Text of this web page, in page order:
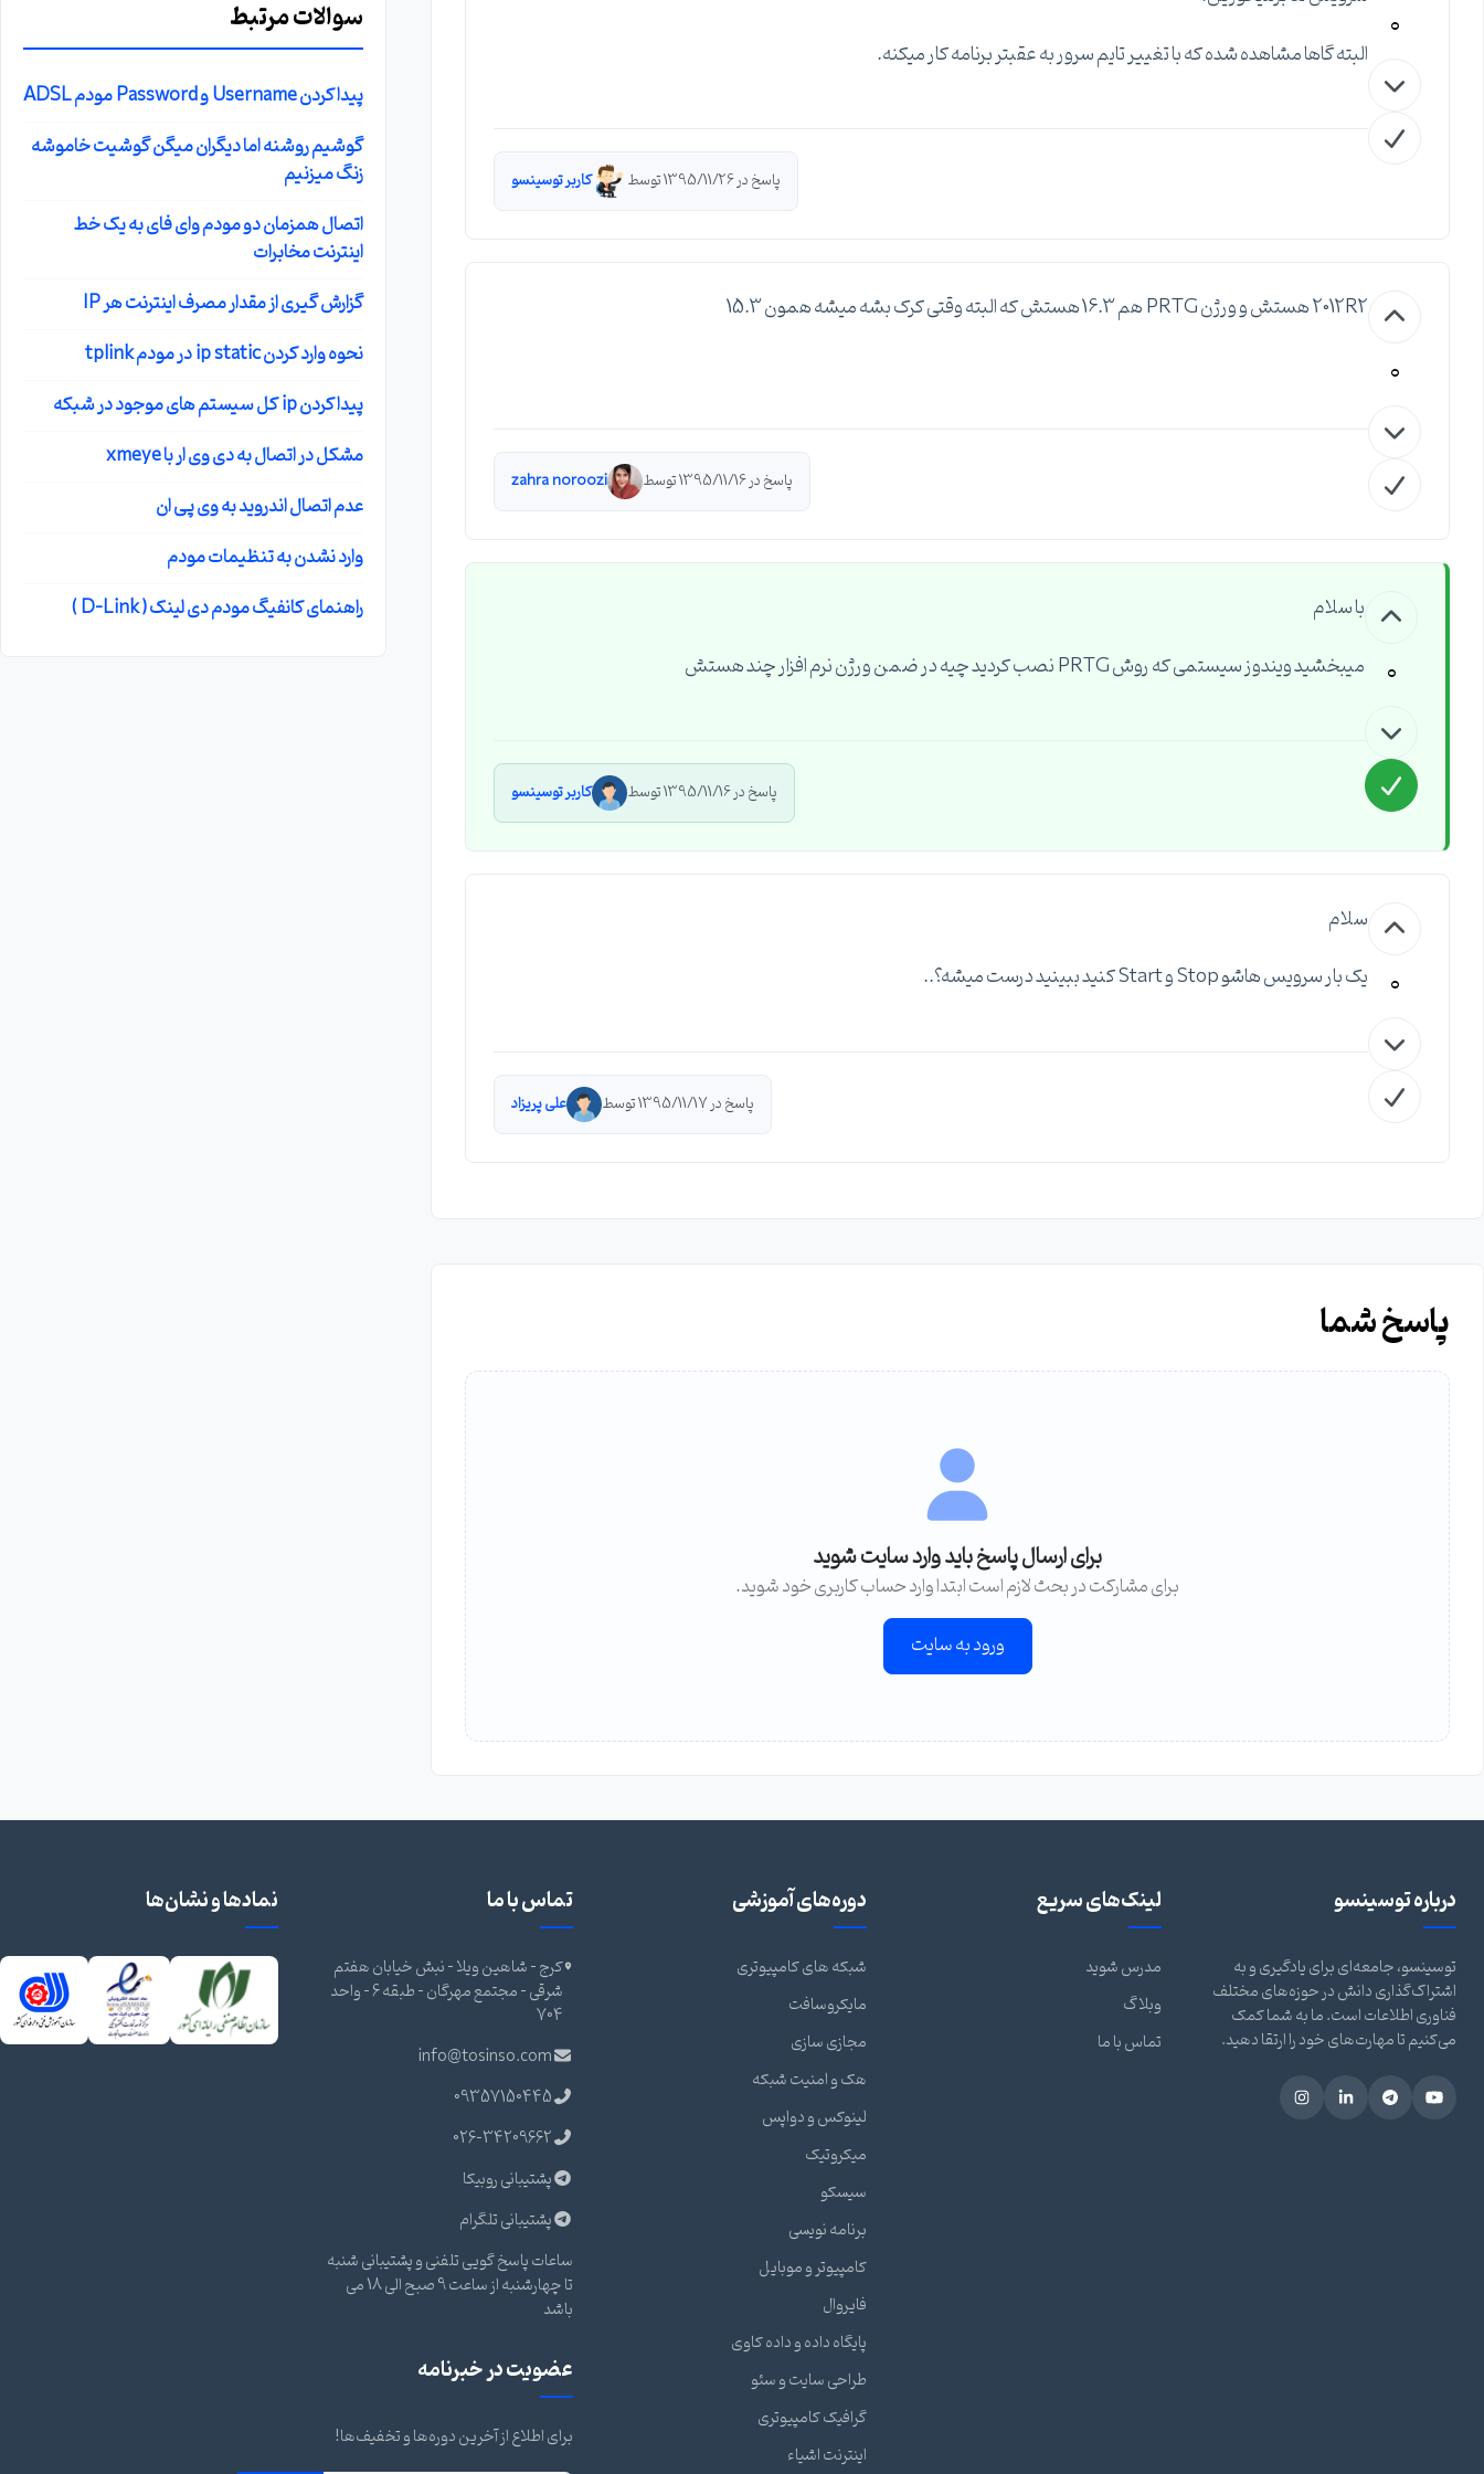
0
البته گاها مشاهده شده که با تغییر تایم سرور به عقبتر برنامه کار میکنه.
پاسخ در 1395/11/26 توسط کاربر توسینسو
0
2012R2 هستش و ورژن PRTG هم 16.3 هستش که البته وقتی کرک بشه میشه همون 15.3
پاسخ در 1395/11/16 توسط zahra noroozi
0
با سلام
میبخشید ویندوز سیستمی که روش PRTG نصب کردید چیه در ضمن ورژن نرم افزار چند هستش
پاسخ در 1395/11/16 توسط کاربر توسینسو
0
سلام
یک بار سرویس هاشو Stop و Start کنید ببینید درست میشه؟..
پاسخ در 1395/11/17 توسط علی پریزاد
پاسخ شما
برای ارسال پاسخ باید وارد سایت شوید
برای مشارکت در بحث لازم است ابتدا وارد حساب کاربری خود شوید.
ورود به سایت
سوالات مرتبط
پیدا کردن Username و Password مودم ADSL
گوشیم روشنه اما دیگران میگن گوشیت خاموشه
زنگ میزنیم
اتصال همزمان دو مودم وای فای به یک خط
اینترنت مخابرات
گزارش گیری از مقدار مصرف اینترنت هر IP
نحوه وارد کردن ip static در مودم tplink
پیدا کردن ip کل سیستم های موجود در شبکه
مشکل در اتصال به دی وی ار با xmeye
عدم اتصال اندروید به وی پی ان
وارد نشدن به تنظیمات مودم
راهنمای کانفیگ مودم دی لینک ( D-Link )
درباره توسینسو
توسینسو، جامعه‌ای برای یادگیری و به
اشتراک‌گذاری دانش در حوزه‌های مختلف
فناوری اطلاعات است. ما به شما کمک
می‌کنیم تا مهارت‌های خود را ارتقا دهید.
لینک‌های سریع
مدرس شوید
وبلاگ
تماس با ما
دوره‌های آموزشی
شبکه های کامپیوتری
مایکروسافت
مجازی سازی
هک و امنیت شبکه
لینوکس و دواپس
میکروتیک
سیسکو
برنامه نویسی
کامپیوتر و موبایل
فایروال
پایگاه داده و داده کاوی
طراحی سایت و سئو
گرافیک کامپیوتری
اینترنت اشیاء
تماس با ما
کرج - شاهین ویلا - نبش خیابان هفتم
شرقی - مجتمع مهرگان - طبقه 6 - واحد
704
info@tosinso.com
09357150445
026-34209662
پشتیبانی روبیکا
پشتیبانی تلگرام
ساعات پاسخ گویی تلفنی و پشتیبانی شنبه
تا چهارشنبه از ساعت 9 صبح الی 18 می
باشد
عضویت در خبرنامه
برای اطلاع از آخرین دوره‌ها و تخفیف‌ها!
نمادها و نشان‌ها